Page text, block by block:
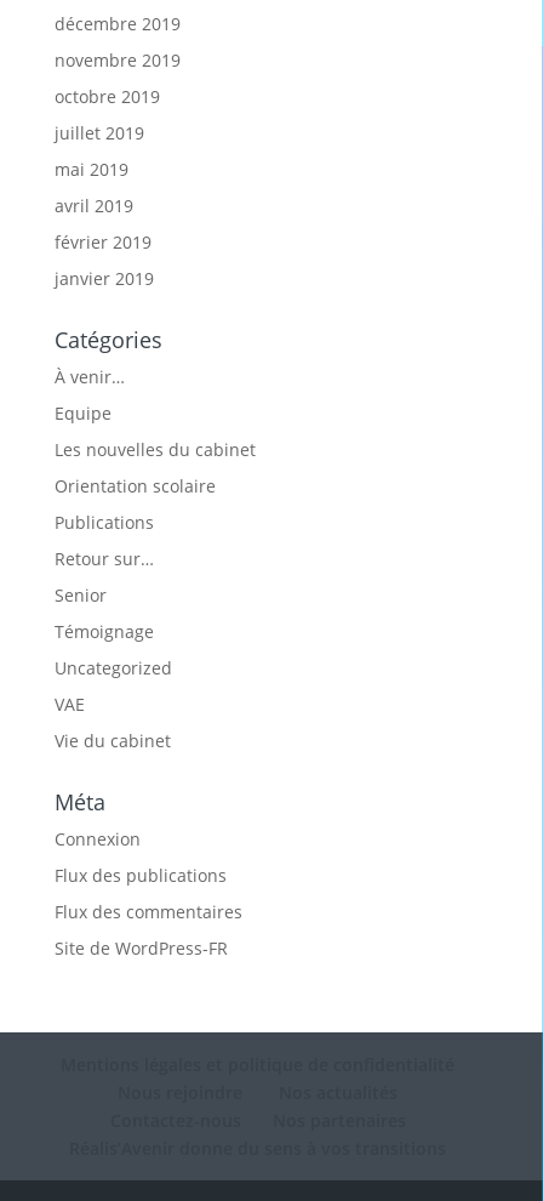
décembre 2019
novembre 2019
octobre 2019
juillet 2019
mai 2019
avril 2019
février 2019
janvier 2019
Catégories
À venir…
Equipe
Les nouvelles du cabinet
Orientation scolaire
Publications
Retour sur…
Senior
Témoignage
Uncategorized
VAE
Vie du cabinet
Méta
Connexion
Flux des publications
Flux des commentaires
Site de WordPress-FR